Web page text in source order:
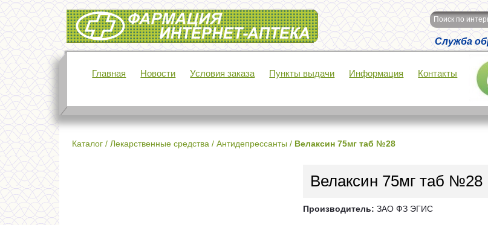
Интернет-аптека Фармация Поиск по
Служба
Главная Новости Условия заказа Пункты выдачи Информация Контакты
Каталог / Лекарственные средства / Антидепрессанты / Велаксин 75мг таб №28
Велаксин 75мг таб №28
Производитель: ЗАО ФЗ ЭГИС